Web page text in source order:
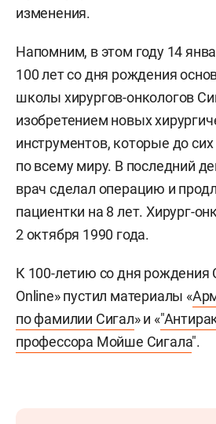
изменения.
Напомним, в этом году 14
100 лет со дня рождения
школы хирургов-онкологов
изобретением новых
инструментов, которые до
по всему миру. В последний
врач сделал операцию и
пациентки на 8 лет. Хирург-
2 октября 1990 года.
К 100-летию со дня рождения
Online» пустил материалы «
по фамилии Сигал» и «
профессора Мойше Сигала".